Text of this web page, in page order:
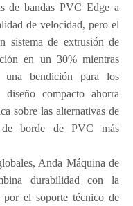
de bandas PVC Edge a
de velocidad, pero el
sistema de extrusión de
en un 30% mientras
una bendición para los
compacto ahorra
sobre las alternativas de
borde de PVC más
Anda Máquina de
durabilidad con la
por el soporte técnico de